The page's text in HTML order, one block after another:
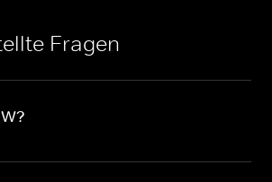
Fragen